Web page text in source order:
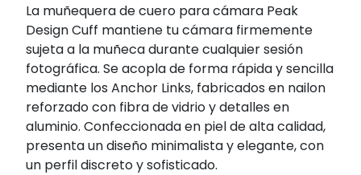
La muñequera de cuero para cámara Peak
Design Cuff mantiene tu cámara firmemente
sujeta a la muñeca durante cualquier sesión
fotográfica. Se acopla de forma rápida y sencilla
mediante los Anchor Links, fabricados en nailon
reforzado con fibra de vidrio y detalles en
aluminio. Confeccionada en piel de alta calidad,
presenta un diseño minimalista y elegante, con
un perfil discreto y sofisticado.